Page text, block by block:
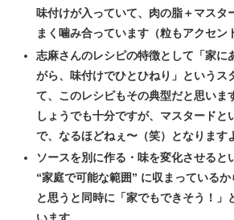
味付けが入っていて、肉の脂＋マスタ
まく噛み合っています（粒もアクセン
志麻さんのレシピの特徴として「家に
がら、味付けでひとひねり」というス
て、このレシピもその典型だと思いま
しょうでも十分ですが、マスタードと
で、なるほどねぇ〜（笑）となります
ソースを別に作る・味を変化させると
“家庭で可能な範囲” に収まっているか
と思うと同時に「家でもできそう！」